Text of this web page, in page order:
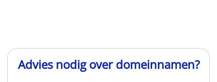
Advies nodig over domeinnamen?